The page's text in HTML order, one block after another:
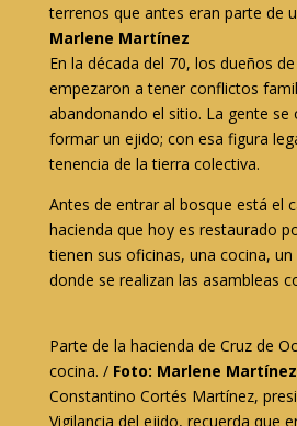
terrenos que antes eran parte de
Marlene Martínez
En la década del 70, los dueños
empezaron a tener conflictos
abandonando el sitio. La gente se
formar un ejido; con esa figura
tenencia de la tierra colectiva.
Antes de entrar al bosque está el
hacienda que hoy es restaurado
tienen sus oficinas, una cocina,
donde se realizan las asambleas
Parte de la hacienda de Cruz de
cocina. / Foto: Marlene Martínez
Constantino Cortés Martínez,
Vigilancia del ejido, recuerda que